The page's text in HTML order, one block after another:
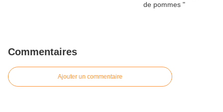
Commentaires
Ajouter un commentaire